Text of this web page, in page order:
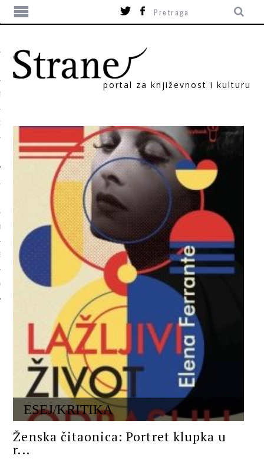
portal za književnost i kulturu
ESEJ/KRITIKA
Ženska čitaonica: Portret klupka u
r...